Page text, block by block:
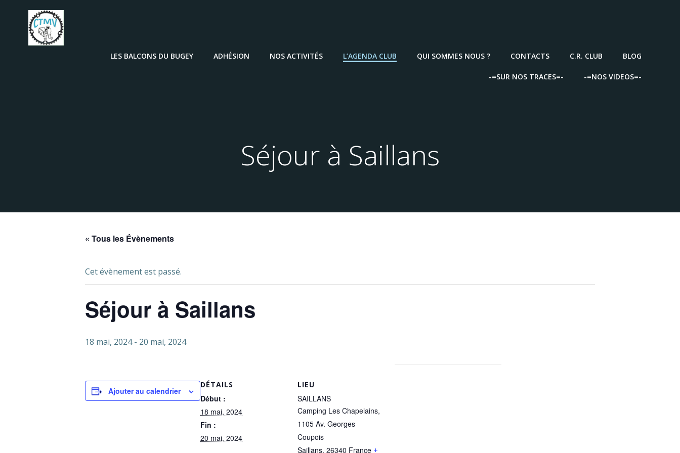
contenu
LES BALCONS DU BUGEY ADHÉSION NOS ACTIVITÉS L’AGENDA CLUB QUI SOMMES NOUS ? CONTACTS C.R. CLUB BLOG
-=SUR NOS TRACES=- -=NOS VIDEOS=-
Séjour à Saillans
« Tous les Évènements
Cet évènement est passé.
Séjour à Saillans
18 mai, 2024- 20 mai, 2024
Ajouter au calendrier
DÉTAILS
Début :
18 mai, 2024
Fin :
20 mai, 2024
LIEU
SAILLANS
Camping Les Chapelains,
1105 Av. Georges
Coupois
Saillans, 26340 France +